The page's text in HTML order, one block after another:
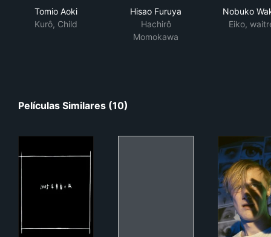
Tomio Aoki
Kurô, Child
Hisao Furuya
Hachirô
Momokawa
Nobuko
Eiko,
Películas Similares (10)